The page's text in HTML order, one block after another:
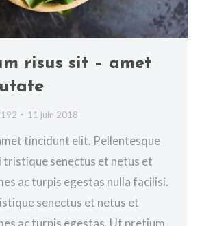
risus sit – amet
11 juin 2018
tincidunt elit. Pellentesque
senectus et netus et
ac turpis egestas nulla facilisi.
senectus et netus et
ac turpis egestas. Ut pretium